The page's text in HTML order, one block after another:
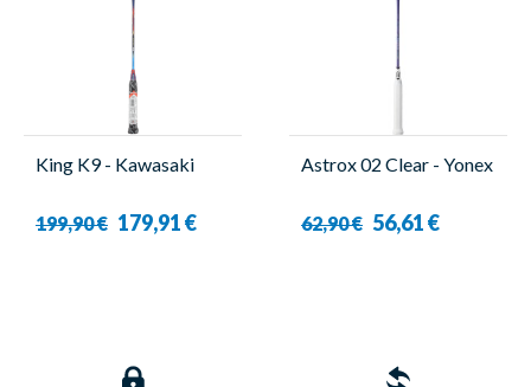
King K9 - Kawasaki
199,90 € 179,91 €
Astrox 02 Clear - Yonex
62,90 € 56,61 €